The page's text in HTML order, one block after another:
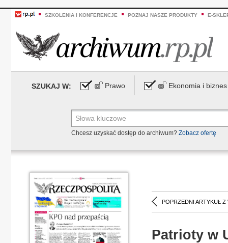
SZKOLENIA I KONFERENCJE POZNAJ NASZE PRODUKTY E-
SZUKAJ W: Prawo Ekonomia i biznes
Chcesz uzyskać dostęp do archiwum? Zobacz ofertę
POPRZEDNI ARTYKUŁ Z
Patrioty w